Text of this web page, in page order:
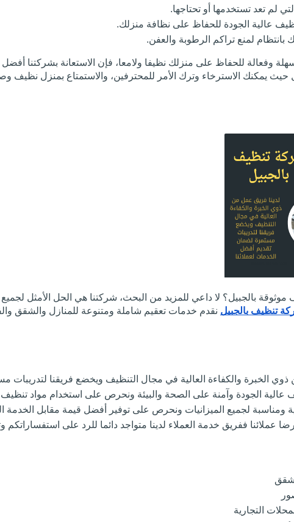
لم تعد تستخدمها أو تحتاجها.
عالية الجودة للحفاظ على نظافة منزلك.
بانتظام لمنع تراكم الرطوبة والعفن.
وفعالة للحفاظ على منزلك نظيفا ولامعا، فإن الاستعانة بشركتنا
حيث يمكنك الاسترخاء وترك الأمر للمحترفين، والاستمتاع بمنزل نظيف
بالجبيل؟ لا داعي للمزيد من البحث، شركتنا هي الحل الأمثل لجميع
تنظيف بالجبيل نقدم خدمات تعقيم شاملة ومتنوعة للمنازل والشقق
الخبرة والكفاءة العالية في مجال التنظيف ويخضع فريقنا لتدريبات
عالية الجودة وآمنة على الصحة والبيئة ونحرص على استخدام مواد
ومناسبة لجميع الميزانيات ونحرص على توفير أفضل قيمة مقابل الخدمة
عملائنا ففريق خدمة العملاء لدينا متواجد دائما للرد على استفساراتكم
التجارية